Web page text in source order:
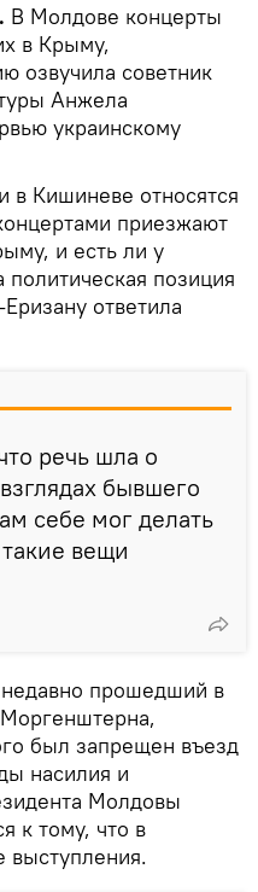
В Молдове концерты
в Крыму,
озвучила советник
Анжела
украинскому
в Кишиневе относятся
приезжают
и есть ли у
позиция
ответила
речь шла о
бывшего
себе мог делать
вещи
прошедший в
был запрещен въезд
насилия и
Молдовы
к тому, что в
выступления.